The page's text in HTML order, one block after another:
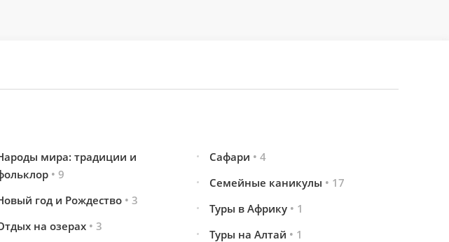
мира: традиции и
• 9
год и Рождество • 3
на озерах • 3
Сафари • 4
Семейные каникулы • 17
Туры в Африку • 1
Туры на Алтай • 1